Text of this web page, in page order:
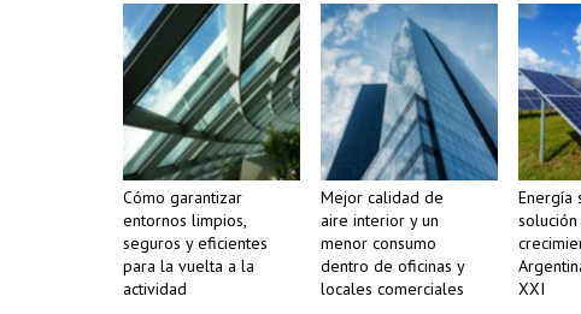
Cómo garantizar
entornos limpios,
seguros y eficientes
para la vuelta a la
actividad
Mejor calidad de
aire interior y un
menor consumo
dentro de oficinas y
locales comerciales
Energía
solución
XXI